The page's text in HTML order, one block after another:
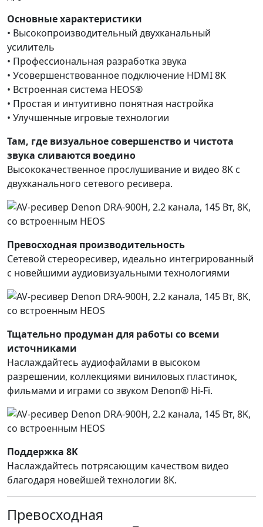
Основные характеристики
• Высокопроизводительный двухканальный
усилитель
• Профессиональная разработка звука
• Усовершенствованное подключение HDMI 8K
• Встроенная система HEOS®
• Простая и интуитивно понятная настройка
• Улучшенные игровые технологии
Там, где визуальное совершенство и чистота
звука сливаются воедино
Высококачественное прослушивание и видео 8K с
двухканального сетевого ресивера.
Превосходная производительность
Сетевой стереоресивер, идеально интегрированный
с новейшими аудиовизуальными технологиями
Тщательно продуман для работы со всеми
источниками
Наслаждайтесь аудиофайлами в высоком
разрешении, коллекциями виниловых пластинок,
фильмами и играми со звуком Denon® Hi-Fi.
Поддержка 8K
Наслаждайтесь потрясающим качеством видео
благодаря новейшей технологии 8K.
Превосходная